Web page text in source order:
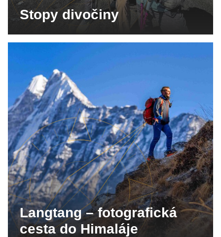
Stopy divočiny
Langtang – fotografická
cesta do Himaláje